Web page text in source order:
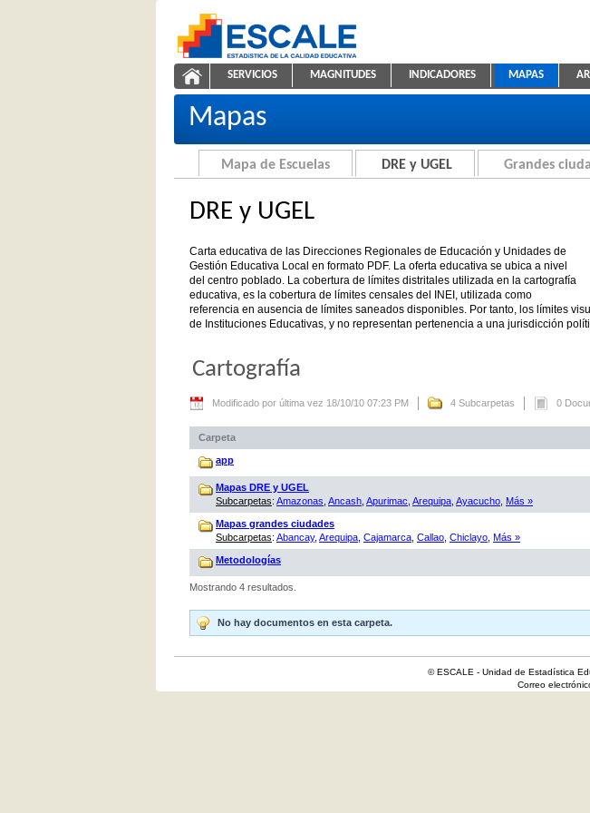
ESCALE - Unidad de Estadística Educativa
Carta educativa de DRE y UGEL
NAVEGACIÓN
SERVICIOS MAGNITUDES INDICADORES MAPAS
Mapas
Mapa de Escuelas DRE y UGEL Grandes
DRE y UGEL
Carta educativa de las Direcciones Regionales de Educación y Unidades de
Gestión Educativa Local en formato PDF. La oferta educativa se ubica a nivel
del centro poblado. La cobertura de límites distritales utilizada en la cartografía
educativa, es la cobertura de límites censales del INEI, utilizada como
referencia en ausencia de límites saneados disponibles. Por tanto, los límites
de Instituciones Educativas, y no representan pertenencia a una jurisdicción
Cartografía
Modificado por última vez 18/10/10 07:23 PM 4 Subcarpetas 0
Carpeta
app
Mapas DRE y UGEL
Subcarpetas: Amazonas Ancash Apurimac Arequipa Ayacucho Más »
Mapas grandes ciudades
Subcarpetas: Abancay, Arequipa Cajamarca Callao Chiclayo Más »
Metodologías
Mostrando 4 resultados.
No hay documentos en esta carpeta.
© ESCALE - Unidad de Estadística
Correo